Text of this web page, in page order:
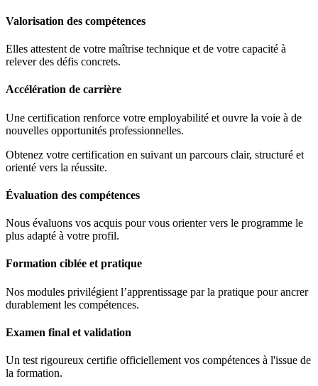
Valorisation des compétences
Elles attestent de votre maîtrise technique et de votre capacité à
relever des défis concrets.
Accélération de carrière
Une certification renforce votre employabilité et ouvre la voie à de
nouvelles opportunités professionnelles.
Obtenez votre certification en suivant un parcours clair, structuré et
orienté vers la réussite.
Évaluation des compétences
Nous évaluons vos acquis pour vous orienter vers le programme le
plus adapté à votre profil.
Formation ciblée et pratique
Nos modules privilégient l’apprentissage par la pratique pour ancrer
durablement les compétences.
Examen final et validation
Un test rigoureux certifie officiellement vos compétences à l'issue de
la formation.